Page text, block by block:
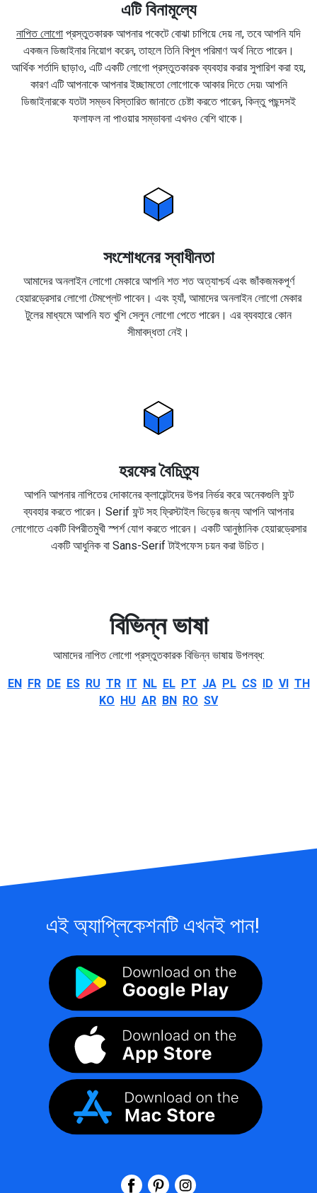
এটি বিনামূল্যে
নাপিত লোগো প্রস্তুতকারক আপনার পকেটে বোঝা চাপিয়ে দেয় না, তবে আপনি যদি
একজন ডিজাইনার নিয়োগ করেন, তাহলে তিনি বিপুল পরিমাণ অর্থ নিতে পারেন।
আর্থিক শর্তাদি ছাড়াও, এটি একটি লোগো প্রস্তুতকারক ব্যবহার করার সুপারিশ করা হয়,
কারণ এটি আপনাকে আপনার ইচ্ছামতো লোগোকে আকার দিতে দেয়৷ আপনি
ডিজাইনারকে যতটা সম্ভব বিস্তারিত জানাতে চেষ্টা করতে পারেন, কিন্তু পছন্দসই
ফলাফল না পাওয়ার সম্ভাবনা এখনও বেশি থাকে।
সংশোধনের স্বাধীনতা
আমাদের অনলাইন লোগো মেকারে আপনি শত শত অত্যাশ্চর্য এবং জাঁকজমকপূর্ণ
হেয়ারড্রেসার লোগো টেমপ্লেট পাবেন। এবং হ্যাঁ, আমাদের অনলাইন লোগো মেকার
টুলের মাধ্যমে আপনি যত খুশি সেলুন লোগো পেতে পারেন। এর ব্যবহারে কোন
সীমাবদ্ধতা নেই।
হরফের বৈচিত্র্য
আপনি আপনার নাপিতের দোকানের ক্লায়েন্টদের উপর নির্ভর করে অনেকগুলি ফন্ট
ব্যবহার করতে পারেন। Serif ফন্ট সহ ফ্রিস্টাইল ভিড়ের জন্য আপনি আপনার
লোগোতে একটি বিপরীতমুখী স্পর্শ যোগ করতে পারেন। একটি আনুষ্ঠানিক হেয়ারড্রেসার
একটি আধুনিক বা Sans-Serif টাইপফেস চয়ন করা উচিত।
বিভিন্ন ভাষা
আমাদের নাপিত লোগো প্রস্তুতকারক বিভিন্ন ভাষায় উপলব্ধ:
EN FR DE ES RU TR IT NL EL PT JA PL CS ID VI TH
KO HU AR BN RO SV
এই অ্যাপ্লিকেশনটি এখনই পান!